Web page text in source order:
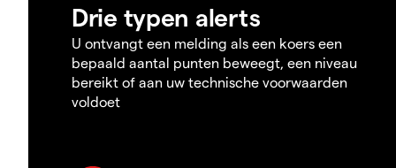
Drie typen alerts
U ontvangt een melding als een koers een
bepaald aantal punten beweegt, een niveau
bereikt of aan uw technische voorwaarden
voldoet